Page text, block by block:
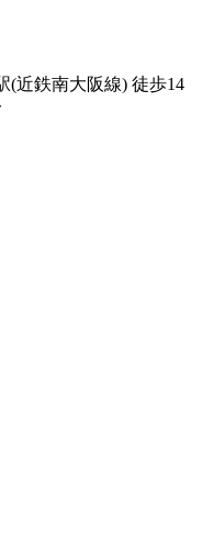
(近鉄南大阪線) 徒歩14